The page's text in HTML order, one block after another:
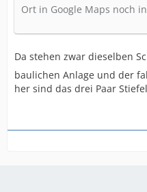
Ort in Google Maps noch
Da stehen zwar dieselben
baulichen Anlage und der
her sind das drei Paar